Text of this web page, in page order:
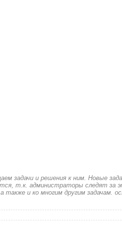
задачи и решения к ним. Новые
т.к. администраторы следят за
и ко многим другим задачам.